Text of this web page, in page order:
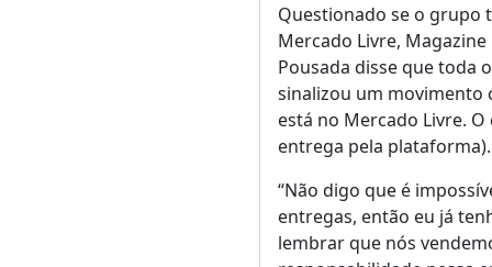
Questionado se o grupo
Mercado Livre,
Pousada disse que toda
sinalizou um movimento
está no Mercado Livre.
entrega pela plataforma).
“Não digo que é
entregas, então eu já
lembrar que nós